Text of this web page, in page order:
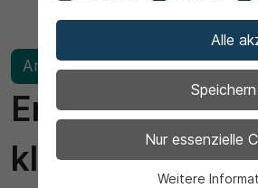
Archiviert
Energiefragen
klären
Alle
Nur essenzielle
Weitere